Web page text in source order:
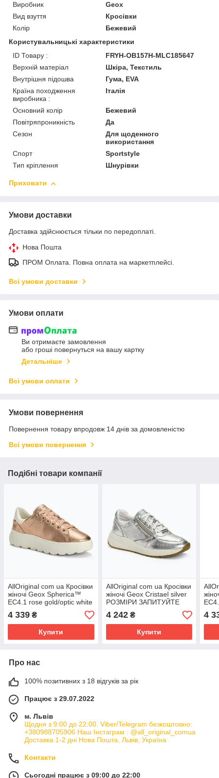
Виробник
Geox
Вид взуття
Кросівки
Колір
Бежевий
Користувальницькі характеристики
ID Товару :
FRYH-OB157H-MLC185647
Верхній матеріал
Шкіра, Текстиль
Внутрішня підошва
Гума, EVA
Країна походження
виробника :
Італія
Основний колір
Бежевий
Повітряпроникність
Да
Сезон
Для щоденного
використання
Спорт
Sportstyle
Тип кріплення
Шнурівки
Приховати
Умови доставки
Доставка здійснюється тільки по передоплаті.
Нова Пошта
ПРОМ Оплата. Повна оплата на маркетплейсі.
Всі умови доставки
Умови оплати
Ви отримаєте замовлення
або гроші повернуться на вашу картку
Детальніше
Всі умови оплати
Умови повернення
Повернення товару впродовж 14 днів за домовленістю
Всі умови повернення
Подібні товари компанії
AllOriginal com ua Кросівки
жіночі Geox Spherica™
EC4.1 rose gold/optic white
РОЗМІРИ ЗАПИТУЙТЕ
4 339 ₴
Купити
AllOriginal com ua Кросівки
жіночі Geox Cristael silver
РОЗМІРИ ЗАПИТУЙТЕ
4 242₴
Купити
4
Про нас
100% позитивних з 18 відгуків за рік
Працює з 29.07.2022
м. Львів
Щодня з 9:00 до 22:00. Viber/Telegram безкоштовно:
+380988705906 Наш Інстаграм : @all_original_comua
Доставка 1-2 дні Нова Пошта, Львів, Україна
Контакти
Сьогодні працює з 09:00 до 22:00